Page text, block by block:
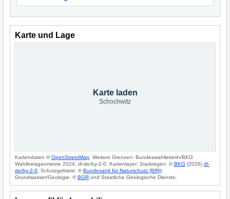
Karte und Lage
Karte laden
Schochwitz
Kartendaten ©OpenStreetMap . Weitere Grenzen: Bundeswahlleiterin/BKG
Wahlkreisgeometrie 2024, dl-de/by-2-0. Kartenlayer: Starkregen: ©BKG (2026) dl-
de/by-2-0; Schutzgebiete: ©Bundesamt für Naturschutz (BfN);
Grundwasser/Geologie: ©BGR und Staatliche Geologische Dienste.